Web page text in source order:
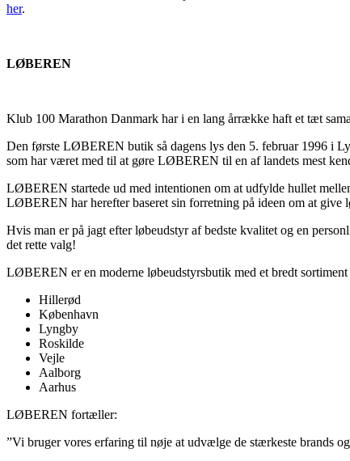
her.
LØBEREN
Klub 100 Marathon Danmark har i en lang årrække haft et tæt
Den første LØBEREN butik så dagens lys den 5. februar 1996 i
som har været med til at gøre LØBEREN til en af landets mest
LØBEREN startede ud med intentionen om at udfylde hullet
LØBEREN har herefter baseret sin forretning på ideen om at give
Hvis man er på jagt efter løbeudstyr af bedste kvalitet og en
det rette valg!
LØBEREN er en moderne løbeudstyrsbutik med et bredt
Hillerød
København
Lyngby
Roskilde
Vejle
Aalborg
Aarhus
LØBEREN fortæller:
”Vi bruger vores erfaring til nøje at udvælge de stærkeste brands